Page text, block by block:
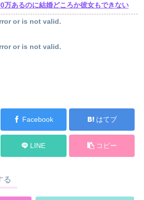
万あるのに結婚どころか彼女もできない
or is not valid.
or is not valid.
Facebook はてブ
LINE コピー
る